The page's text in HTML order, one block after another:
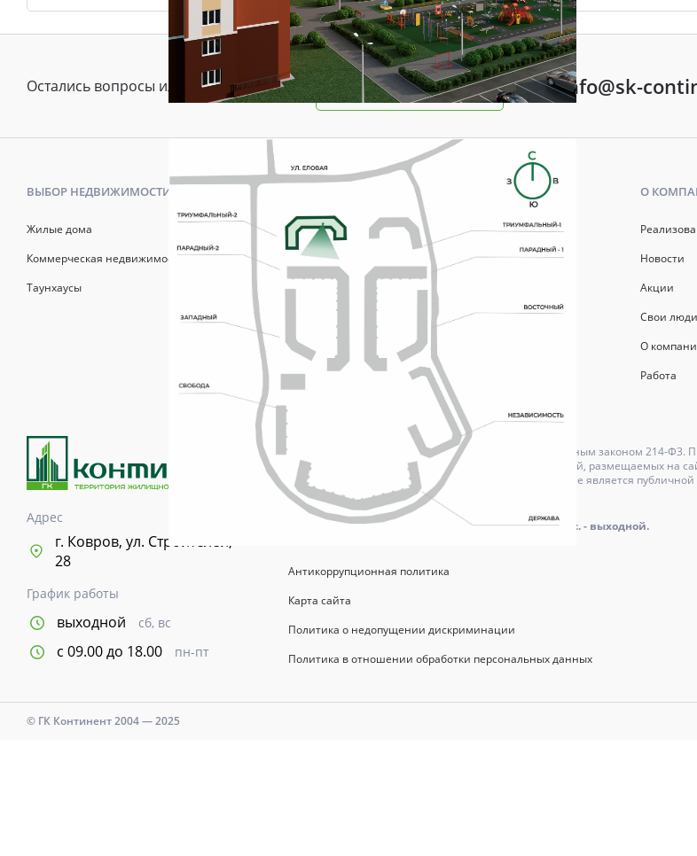
Остались вопросы или предложения? Задать вопрос info@sk-
ВЫБОР НЕДВИЖИМОСТИ
Жилые дома
Коммерческая недвижимость
Таунхаусы
Калькулятор ипотеки
Онлайн-запись
Рассрочка
Материнский капитал
О
Новости
Акции
Свои люди
О
Работа
Адрес
г. Ковров, ул. Строителей,
28
График работы
выходной сб, вс
с 09.00 до 18.00 пн-пт
Продажи осуществляются в соответствии с Федеральным законом 214-Ф3.
возводимых зданий может отличаться от изображений, размещаемых на
информационный характер и ни при каких условиях не является
указывается в договоре.
Время и дни работы сайта: пн.-пт.: 9.00 - 18.00, сб., вс. - выходной.
Антикоррупционная политика
Карта сайта
Политика о недопущении дискриминации
Политика в отношении обработки персональных данных
© ГК Континент 2004 — 2025